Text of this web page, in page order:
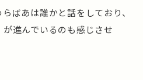
ばあは誰かと話をしており、
進んでいるのも感じさせ